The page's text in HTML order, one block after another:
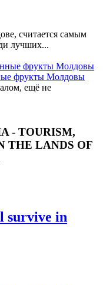
считается самым
лучших...
фрукты Молдовы
ещё не
- TOURISM,
THE LANDS OF
survive in